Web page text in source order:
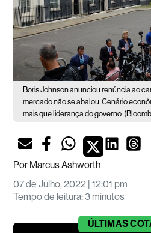
Boris Johnson anunciou renúncia ao
mercado não se abalou Cenário
mais que liderança do governo
PorMarcus Ashworth
07 de Julho, 2022 | 12:01 pm
Tempo de leitura:3 minutos
ÚLTIMAS